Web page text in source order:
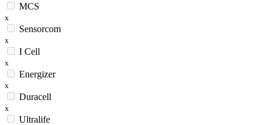
MCS
x
Sensorcom
x
I Cell
x
Energizer
x
Duracell
x
Ultralife